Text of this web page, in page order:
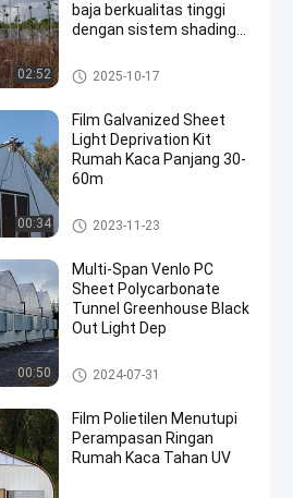
02:52
baja berkualitas tinggi
dengan sistem shading
Rumah kaca terowongan
2025-10-17
00:34
Film Galvanized Sheet
Light Deprivation Kit
Rumah Kaca Panjang 30-
60m
Rumah Kaca Perampasan Ca
haya
2023-11-23
00:50
Multi-Span Venlo PC
Sheet Polycarbonate
Tunnel Greenhouse Black
Out Light Dep
Rumah Kaca Polikarbonat
2024-07-31
Film Polietilen Menutupi
Perampasan Ringan
Rumah Kaca Tahan UV